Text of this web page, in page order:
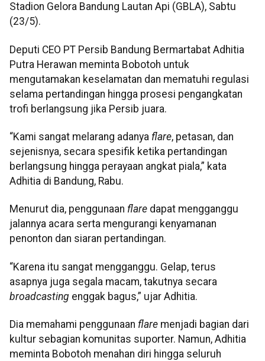
Stadion Gelora Bandung Lautan Api (GBLA), Sabtu
(23/5).
Deputi CEO PT Persib Bandung Bermartabat Adhitia
Putra Herawan meminta Bobotoh untuk
mengutamakan keselamatan dan mematuhi regulasi
selama pertandingan hingga prosesi pengangkatan
trofi berlangsung jika Persib juara.
“Kami sangat melarang adanya flare, petasan, dan
sejenisnya, secara spesifik ketika pertandingan
berlangsung hingga perayaan angkat piala,” kata
Adhitia di Bandung, Rabu.
Menurut dia, penggunaan flare dapat mengganggu
jalannya acara serta mengurangi kenyamanan
penonton dan siaran pertandingan.
“Karena itu sangat mengganggu. Gelap, terus
asapnya juga segala macam, takutnya secara
broadcasting enggak bagus,” ujar Adhitia.
Dia memahami penggunaan flare menjadi bagian dari
kultur sebagian komunitas suporter. Namun, Adhitia
meminta Bobotoh menahan diri hingga seluruh